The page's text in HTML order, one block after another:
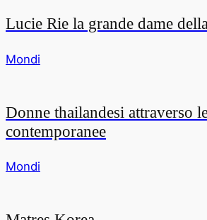
Lucie Rie la grande dame
Mondi
Donne thailandesi attraverso
contemporanee
Mondi